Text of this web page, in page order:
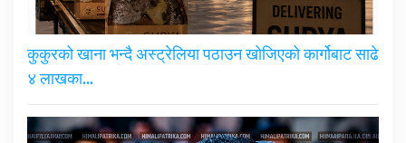
कुकुरको खाना भन्दै अस्ट्रेलिया पठाउन खोजिएको कार्गोबाट साढे
४ लाखका…